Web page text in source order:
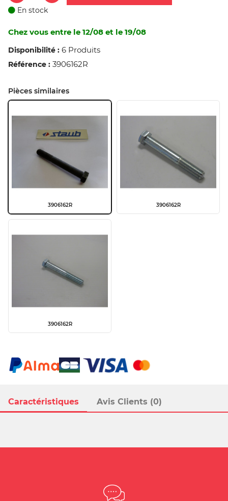
Caractéristiques Avis Clients (0)
En stock
Chez vous entre le 12/08 et le 19/08
Disponibilité : 6 Produits
Référence : 3906162R
Pièces similaires
3906162R 3906162R
3906162R